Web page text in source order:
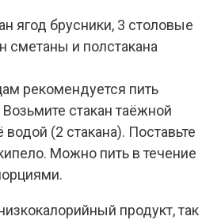
ягод брусники, 3 столовые
сметаны и полстакана
рекомендуется пить
стакан таёжной
водой (2 стакана). Поставьте
Можно пить в течение
продукт, так